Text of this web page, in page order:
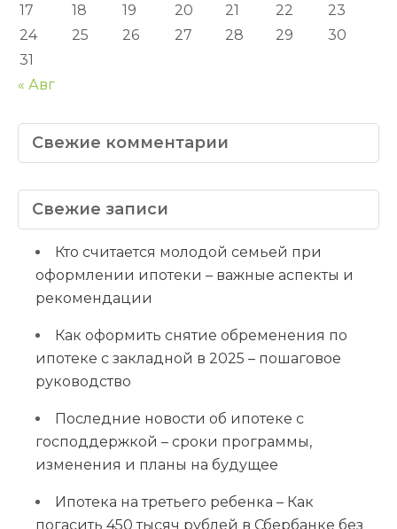
17
18 19 20 21 22
23
24
25 26 27 28 29
30
31
« Авг
Свежие комментарии
Свежие записи
Кто считается молодой семьей при
оформлении ипотеки – важные аспекты и
рекомендации
Как оформить снятие обременения по
ипотеке с закладной в 2025 – пошаговое
руководство
Последние новости об ипотеке с
господдержкой – сроки программы,
изменения и планы на будущее
Ипотека на третьего ребенка – Как
погасить 450 тысяч рублей в Сбербанке без